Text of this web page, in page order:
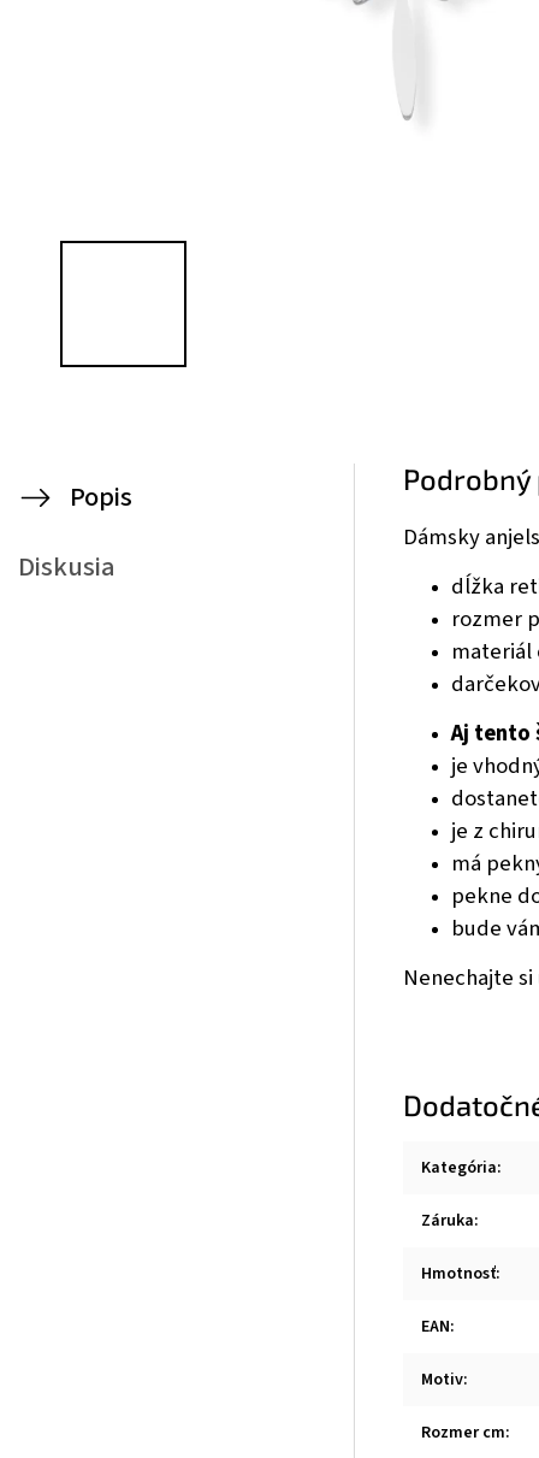
Popis
Diskusia
Podrobný
Dámsky
dĺžka
rozmer
Aj tento
je
je z
má
pekne
bude
Nenechajte
Kategória:
Záruka:
Hmotnosť:
EAN:
Motiv:
Rozmer cm: